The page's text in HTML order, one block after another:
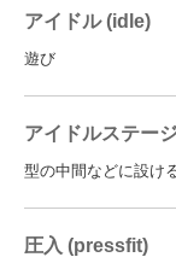
サステナビリテ
品質への取り
LCA
アイドル (idle)
遊び
アイドルステー
型の中間などに設け
圧入 (pressfit)